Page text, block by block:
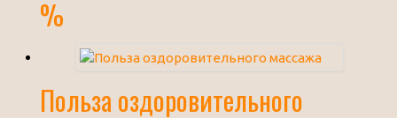
%
Польза оздоровительного